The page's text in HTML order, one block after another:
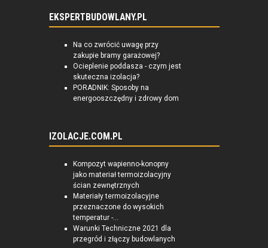
EKSPERTBUDOWLANY.PL
Na co zwrócić uwagę przy
zakupie bramy garażowej?
Ocieplenie poddasza - czym jest
skuteczna izolacja?
PORADNIK: Sposoby na
energooszczędny i zdrowy dom
IZOLACJE.COM.PL
Kompozyt wapienno-konopny
jako materiał termoizolacyjny
ścian zewnętrznych
Materiały termoizolacyjne
przeznaczone do wysokich
temperatur -...
Warunki Techniczne 2021 dla
przegród i złączy budowlanych